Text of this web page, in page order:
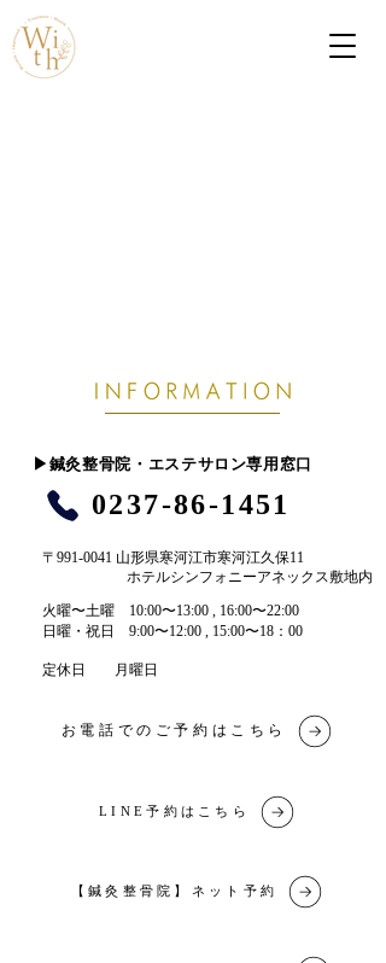
​▶︎鍼灸整骨院・エステサロン専用窓口
0237-86-1451
〒991-0041 山形県寒河江市寒河江久保11
ホテルシンフォニーアネックス敷地内
​火曜〜土曜 10:00〜13:00 , 16:00〜22:00​
​日曜・祝日 9:00〜12:00 , 15:00〜18：00
定休日 月曜日
お電話でのご予約はこちら
LINE予約はこちら
【鍼灸整骨院】ネット予約